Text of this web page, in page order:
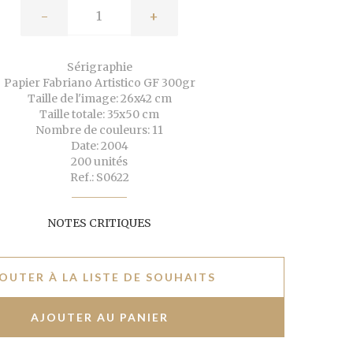
- +
Sérigraphie
Papier Fabriano Artistico GF 300gr
Taille de l'image: 26x42 cm
Taille totale: 35x50 cm
Nombre de couleurs: 11
Date: 2004
200 unités
Ref.: S0622
NOTES CRITIQUES
À LA LISTE DE SOUHAITS